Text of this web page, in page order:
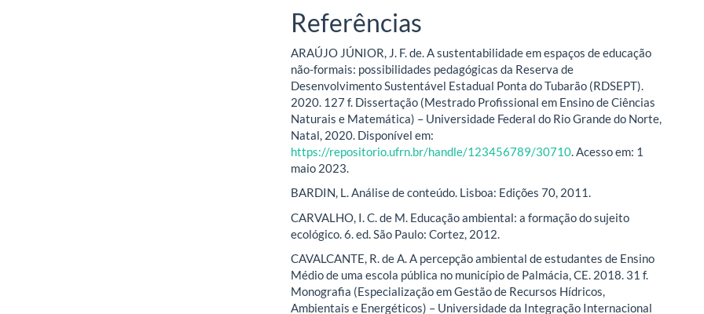
Referências
ARAÚJO JÚNIOR, J. F. de. A sustentabilidade em espaços de educação
não-formais: possibilidades pedagógicas da Reserva de
Desenvolvimento Sustentável Estadual Ponta do Tubarão (RDSEPT).
2020. 127 f. Dissertação (Mestrado Profissional em Ensino de Ciências
Naturais e Matemática) – Universidade Federal do Rio Grande do Norte,
Natal, 2020. Disponível em:
https://repositorio.ufrn.br/handle/123456789/30710 . Acesso em: 1
maio 2023.
BARDIN, L. Análise de conteúdo. Lisboa: Edições 70, 2011.
CARVALHO, I. C. de M. Educação ambiental: a formação do sujeito
ecológico. 6. ed. São Paulo: Cortez, 2012.
CAVALCANTE, R. de A. A percepção ambiental de estudantes de Ensino
Médio de uma escola pública no município de Palmácia, CE. 2018. 31 f.
Monografia (Especialização em Gestão de Recursos Hídricos,
Ambientais e Energéticos) – Universidade da Integração Internacional